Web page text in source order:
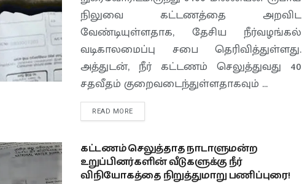
நிலுவை கட்டணத்தை அறவிட
வேண்டியுள்ளதாக, தேசிய நீர்வழங்கல்
வடிகாலமைப்பு சபை தெரிவித்துள்ளது.
அத்துடன், நீர் கட்டணம் செலுத்துவது 40
சதவீதம் குறைவடைந்துள்ளதாகவும் ...
READ MORE
கட்டணம் செலுத்தாத நாடாளுமன்ற
உறுப்பினர்களின் வீடுகளுக்கு நீர்
விநியோகத்தை நிறுத்துமாறு பணிப்புரை!